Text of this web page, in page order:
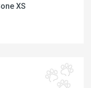
XS